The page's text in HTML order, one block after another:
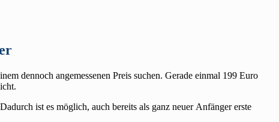
dennoch angemessenen Preis suchen. Gerade einmal 199 Euro
ist es möglich, auch bereits als ganz neuer Anfänger erste